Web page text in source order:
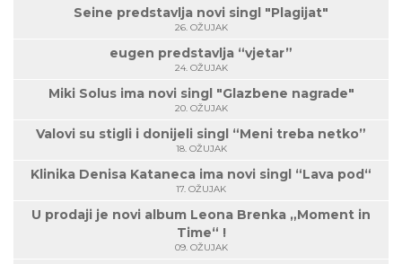
Seine predstavlja novi singl "Plagijat"
26. OŽUJAK
eugen predstavlja “vjetar”
24. OŽUJAK
Miki Solus ima novi singl "Glazbene nagrade"
20. OŽUJAK
Valovi su stigli i donijeli singl “Meni treba netko”
18. OŽUJAK
Klinika Denisa Kataneca ima novi singl “Lava pod“
17. OŽUJAK
U prodaji je novi album Leona Brenka „Moment in
Time“ !
09. OŽUJAK